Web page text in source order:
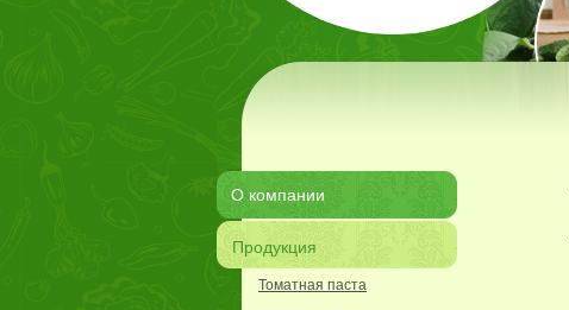
О компании
Продукция
Томатная паста